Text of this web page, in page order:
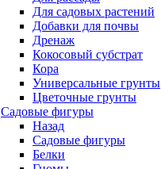
Для садовых растений
Добавки для почвы
Дренаж
Кокосовый субстрат
Кора
Универсальные грунты
Цветочные грунты
Садовые фигуры
Назад
Садовые фигуры
Белки